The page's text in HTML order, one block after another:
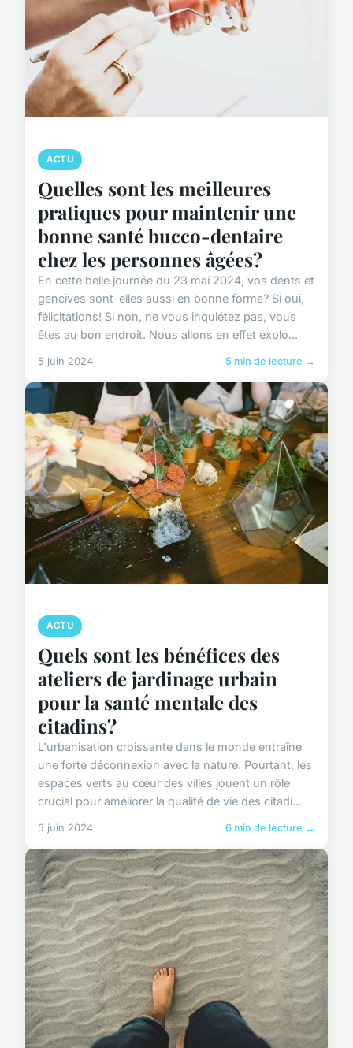
ACTU
Quelles sont les meilleures
pratiques pour maintenir une
bonne santé bucco-dentaire
chez les personnes âgées?
En cette belle journée du 23 mai 2024, vos dents et
gencives sont-elles aussi en bonne forme? Si oui,
félicitations! Si non, ne vous inquiétez pas, vous
êtes au bon endroit. Nous allons en effet explo...
5 juin 2024 5 min de lecture →
ACTU
Quels sont les bénéfices des
ateliers de jardinage urbain
pour la santé mentale des
citadins?
L'urbanisation croissante dans le monde entraîne
une forte déconnexion avec la nature. Pourtant, les
espaces verts au cœur des villes jouent un rôle
crucial pour améliorer la qualité de vie des citadi...
5 juin 2024 6 min de lecture →